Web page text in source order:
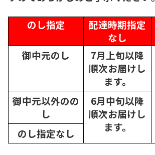
のし指定
配達時期指定
なし
御中元のし
7月上旬以降
順次お届けし
ます。
御中元以外のの
し
6月中旬以降
順次お届けし
ます。
のし指定なし